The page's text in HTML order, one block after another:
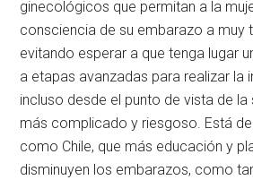
ginecológicos que permitan a la
consciencia de su embarazo a muy
evitando esperar a que tenga lugar
a etapas avanzadas para realizar la
incluso desde el punto de vista de la
más complicado y riesgoso. Está
como Chile, que más educación y
disminuyen los embarazos, como